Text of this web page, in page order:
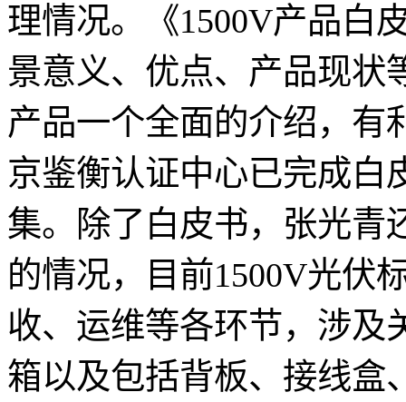
理情况。《1500V产品白
景意义、优点、产品现状
产品一个全面的介绍，有
京鉴衡认证中心已完成白
集。除了白皮书，张光青
的情况，目前1500V光伏
收、运维等各环节，涉及
箱以及包括背板、接线盒